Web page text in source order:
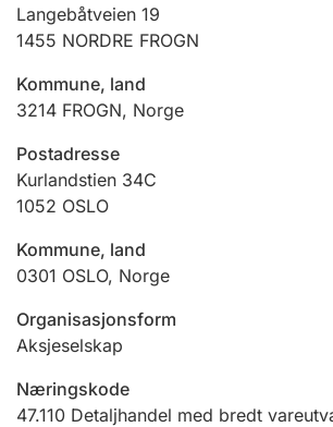
Jeger
Ektepaktveileder
Andre tema
Langebåtveien 19
1455 NORDRE FROGN
Kommune, land
3214 FROGN, Norge
Postadresse
Kurlandstien 34C
1052 OSLO
Kommune, land
0301 OSLO, Norge
Organisasjonsform
Aksjeselskap
Næringskode
47.110 Detaljhandel med bredt